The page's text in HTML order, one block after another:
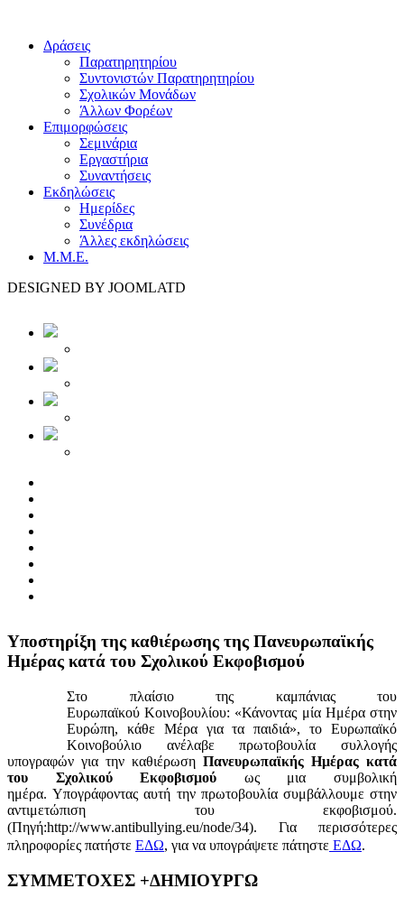
Δράσεις
Παρατηρητηρίου
Συντονιστών Παρατηρητηρίου
Σχολικών Μονάδων
Άλλων Φορέων
Επιμορφώσεις
Σεμινάρια
Εργαστήρια
Συναντήσεις
Εκδηλώσεις
Ημερίδες
Συνέδρια
Άλλες εκδηλώσεις
Μ.Μ.Ε.
DESIGNED BY JOOMLATD
Yποστηρίξη της καθιέρωσης της Πανευρωπαϊκής
Ημέρας κατά του Σχολικού Εκφοβισμού
Στο πλαίσιο της καμπάνιας του
Ευρωπαϊκού Κοινοβουλίου: «Κάνοντας μία Ημέρα στην
Ευρώπη, κάθε Μέρα για τα παιδιά», το Ευρωπαϊκό
Κοινοβούλιο ανέλαβε πρωτοβουλία συλλογής
υπογραφών για την καθιέρωση Πανευρωπαϊκής Ημέρας κατά
του Σχολικού Εκφοβισμού ως μια συμβολική
ημέρα. Υπογράφοντας αυτή την πρωτοβουλία συμβάλλουμε στην
αντιμετώπιση του εκφοβισμού.
(Πηγή:http://www.antibullying.eu/node/34). Για περισσότερες
πληροφορίες πατήστε ΕΔΩ, για να υπογράψετε πάτηστε ΕΔΩ.
1x
ΣΥΜΜΕΤΟΧΕΣ +ΔΗΜΙΟΥΡΓΩ